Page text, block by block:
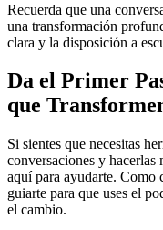
Recuerda que una
una transformación
clara y la disposición a
Da el Primer
que
Si sientes que necesitas
conversaciones y hacerlas
aquí para ayudarte. Como
guiarte para que uses el
el cambio.